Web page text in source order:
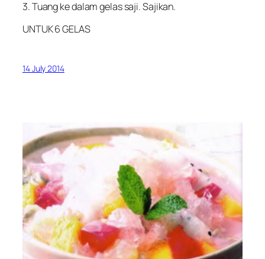
3. Tuang ke dalam gelas saji. Sajikan.
UNTUK 6 GELAS
14 July 2014